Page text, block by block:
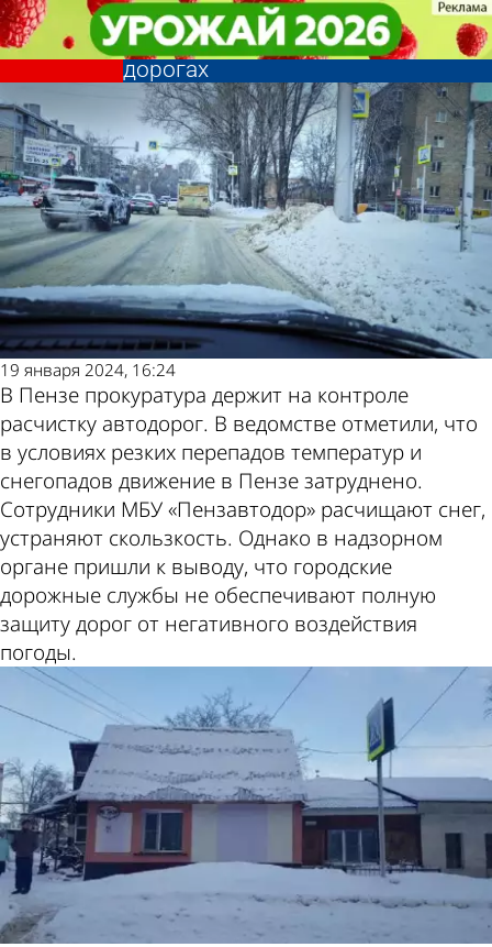
Прокурор внес представление
главе Пензы за лед и сугробы на
дорогах
Общество
19 января 2024, 16:24
В Пензе прокуратура держит на контроле
расчистку автодорог. В ведомстве отметили, что
в условиях резких перепадов температур и
снегопадов движение в Пензе затруднено.
Сотрудники МБУ «Пензавтодор» расчищают снег,
устраняют скользкость. Однако в надзорном
органе пришли к выводу, что городские
дорожные службы не обеспечивают полную
защиту дорог от негативного воздействия
погоды.
Прокурор внес представление
главе Пензы за лед и сугробы на
дорогах
Общество
Другие
новости по
теме
Погода и курсы
валют в Пензе